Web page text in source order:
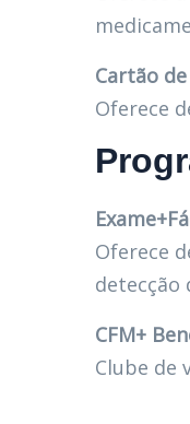
Cartão
Oferece
Oferece
detecção
CFM+
Clube de